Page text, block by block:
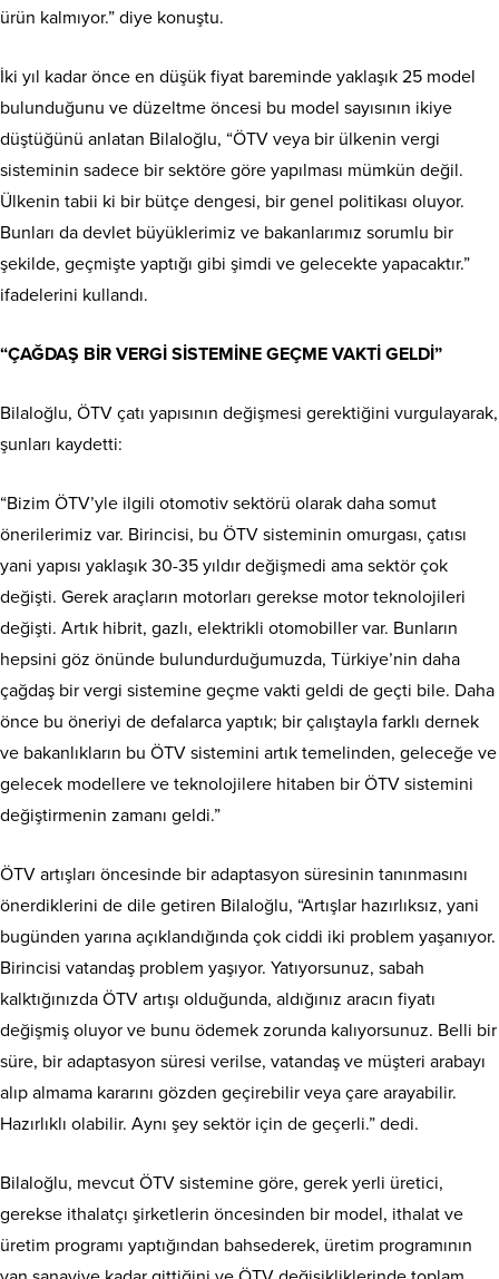
ürün kalmıyor.” diye konuştu.
İki yıl kadar önce en düşük fiyat bareminde yaklaşık 25 model
bulunduğunu ve düzeltme öncesi bu model sayısının ikiye
düştüğünü anlatan Bilaloğlu, “ÖTV veya bir ülkenin vergi
sisteminin sadece bir sektöre göre yapılması mümkün değil.
Ülkenin tabii ki bir bütçe dengesi, bir genel politikası oluyor.
Bunları da devlet büyüklerimiz ve bakanlarımız sorumlu bir
şekilde, geçmişte yaptığı gibi şimdi ve gelecekte yapacaktır.”
ifadelerini kullandı.
“ÇAĞDAŞ BİR VERGİ SİSTEMİNE GEÇME VAKTİ GELDİ”
Bilaloğlu, ÖTV çatı yapısının değişmesi gerektiğini vurgulayarak,
şunları kaydetti:
“Bizim ÖTV’yle ilgili otomotiv sektörü olarak daha somut
önerilerimiz var. Birincisi, bu ÖTV sisteminin omurgası, çatısı
yani yapısı yaklaşık 30-35 yıldır değişmedi ama sektör çok
değişti. Gerek araçların motorları gerekse motor teknolojileri
değişti. Artık hibrit, gazlı, elektrikli otomobiller var. Bunların
hepsini göz önünde bulundurduğumuzda, Türkiye’nin daha
çağdaş bir vergi sistemine geçme vakti geldi de geçti bile. Daha
önce bu öneriyi de defalarca yaptık; bir çalıştayla farklı dernek
ve bakanlıkların bu ÖTV sistemini artık temelinden, geleceğe ve
gelecek modellere ve teknolojilere hitaben bir ÖTV sistemini
değiştirmenin zamanı geldi.”
ÖTV artışları öncesinde bir adaptasyon süresinin tanınmasını
önerdiklerini de dile getiren Bilaloğlu, “Artışlar hazırlıksız, yani
bugünden yarına açıklandığında çok ciddi iki problem yaşanıyor.
Birincisi vatandaş problem yaşıyor. Yatıyorsunuz, sabah
kalktığınızda ÖTV artışı olduğunda, aldığınız aracın fiyatı
değişmiş oluyor ve bunu ödemek zorunda kalıyorsunuz. Belli bir
süre, bir adaptasyon süresi verilse, vatandaş ve müşteri arabayı
alıp almama kararını gözden geçirebilir veya çare arayabilir.
Hazırlıklı olabilir. Aynı şey sektör için de geçerli.” dedi.
Bilaloğlu, mevcut ÖTV sistemine göre, gerek yerli üretici,
gerekse ithalatçı şirketlerin öncesinden bir model, ithalat ve
üretim programı yaptığından bahsederek, üretim programının